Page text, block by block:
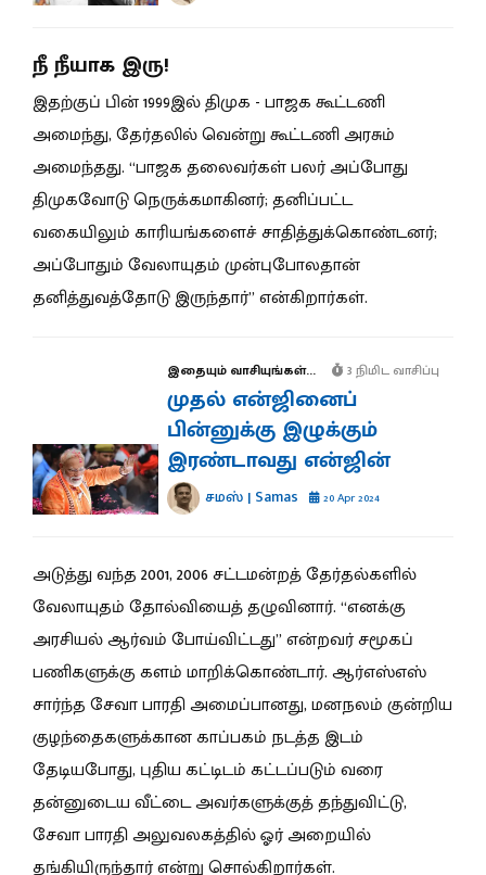
நீ நீயாக இரு!
இதற்குப் பின் 1999இல் திமுக - பாஜக கூட்டணி
அமைந்து, தேர்தலில் வென்று கூட்டணி அரசும்
அமைந்தது. “பாஜக தலைவர்கள் பலர் அப்போது
திமுகவோடு நெருக்கமாகினர்; தனிப்பட்ட
வகையிலும் காரியங்களைச் சாதித்துக்கொண்டனர்;
அப்போதும் வேலாயுதம் முன்புபோலதான்
தனித்துவத்தோடு இருந்தார்” என்கிறார்கள்.
இதையும் வாசியுங்கள்... 3 நிமிட வாசிப்பு
முதல் என்ஜினைப்
பின்னுக்கு இழுக்கும்
இரண்டாவது என்ஜின்
சமஸ் | Samas 20 Apr 2024
அடுத்து வந்த 2001, 2006 சட்டமன்றத் தேர்தல்களில்
வேலாயுதம் தோல்வியைத் தழுவினார். “எனக்கு
அரசியல் ஆர்வம் போய்விட்டது” என்றவர் சமூகப்
பணிகளுக்கு களம் மாறிக்கொண்டார். ஆர்எஸ்எஸ்
சார்ந்த சேவா பாரதி அமைப்பானது, மனநலம் குன்றிய
குழந்தைகளுக்கான காப்பகம் நடத்த இடம்
தேடியபோது, புதிய கட்டிடம் கட்டப்படும் வரை
தன்னுடைய வீட்டை அவர்களுக்குத் தந்துவிட்டு,
சேவா பாரதி அலுவலகத்தில் ஓர் அறையில்
தங்கியிருந்தார் என்று சொல்கிறார்கள்.